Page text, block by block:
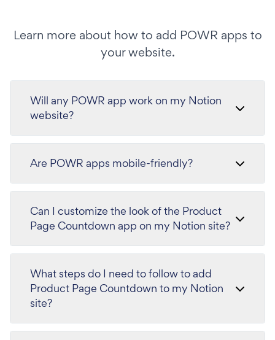
Learn more about how to add POWR apps to
your website.
Will any POWR app work on my Notion
website?
Are POWR apps mobile-friendly?
Can I customize the look of the Product
Page Countdown app on my Notion site?
What steps do I need to follow to add
Product Page Countdown to my Notion
site?